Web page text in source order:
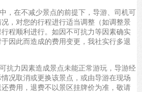
，在不减少景点的前提下，导游、司机可
，对您的行程进行适当调整（如调整景
程顺利进行。如因不可抗力等因素确实
因此而造成的费用变更，我社实行多退
抗力因素造成景点未能正常游玩，导游经
况取消或更换该景点，或由导游在现场
费用，退费不以景区挂牌价为准，敬请